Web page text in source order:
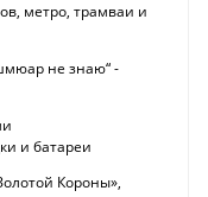
метро, трамваи и
не знаю“ -
и батареи
Короны»,